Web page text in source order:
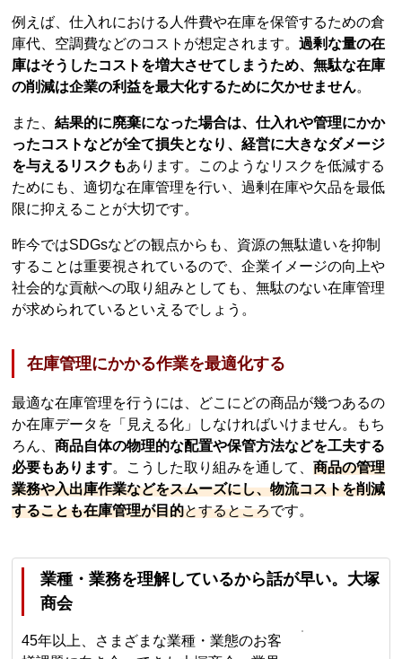
例えば、仕入れにおける人件費や在庫を保管するための倉
庫代、空調費などのコストが想定されます。過剰な量の在
庫はそうしたコストを増大させてしまうため、無駄な在庫
の削減は企業の利益を最大化するために欠かせません。
また、結果的に廃棄になった場合は、仕入れや管理にかか
ったコストなどが全て損失となり、経営に大きなダメージ
を与えるリスクもあります。このようなリスクを低減する
ためにも、適切な在庫管理を行い、過剰在庫や欠品を最低
限に抑えることが大切です。
昨今ではSDGsなどの観点からも、資源の無駄遣いを抑制
することは重要視されているので、企業イメージの向上や
社会的な貢献への取り組みとしても、無駄のない在庫管理
が求められているといえるでしょう。
在庫管理にかかる作業を最適化する
最適な在庫管理を行うには、どこにどの商品が幾つあるの
か在庫データを「見える化」しなければいけません。もち
ろん、商品自体の物理的な配置や保管方法などを工夫する
必要もあります。こうした取り組みを通して、商品の管理
業務や入出庫作業などをスムーズにし、物流コストを削減
することも在庫管理が目的とするところです。
業種・業務を理解しているから話が早い。大塚
商会
45年以上、さまざまな業種・業態のお客